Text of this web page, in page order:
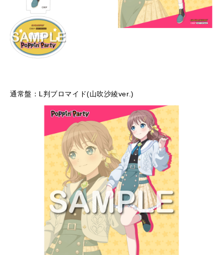
通常盤：L判ブロマイド(山吹沙綾ver.)